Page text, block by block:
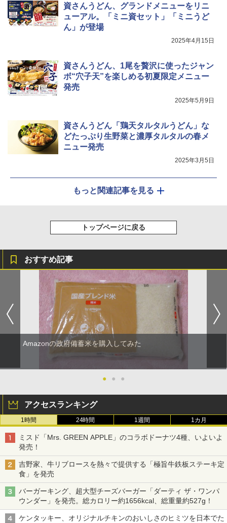
￥34,546
AX-XJ1-B ブラック 30L 2段調理 コンベ
クション トースト機能
資さんうどん、グランドメニューをリニ
ューアル。「ミニ資セット」「ミニうど
ん」が登場
2025年4月15日
資さんうどん、1尾を贅沢に使ったジャン
ボ“穴子天”を楽しめる初夏限定メニュー
発売
2025年5月9日
資さんうどん「鶏天タルタルうどん」な
どたっぷり生野菜と濃厚タルタルの春メ
ニュー発売
2025年3月5日
もっと関連記事を見る
トップページに戻る
おすすめ記事
Amazonの政府備蓄米を購入してみた
● ● ●
アクセスランキング
1時間 24時間 1週間 1カ月
ミスド「Mrs. GREEN APPLE」のコラボドーナツ4種、いよいよ
発売！
吉野家、牛リブロースを熱々で提供する「極旨牛鉄板ステーキ定
食」を発売
バーガーキング、超大型チーズバーガー「ダーティ ザ・ワンパ
ウンダー」を発売。総カロリー約1656kcal、総重量約527g！
ケンタッキー、オリジナルチキンのおいしさのヒミツを日本でた